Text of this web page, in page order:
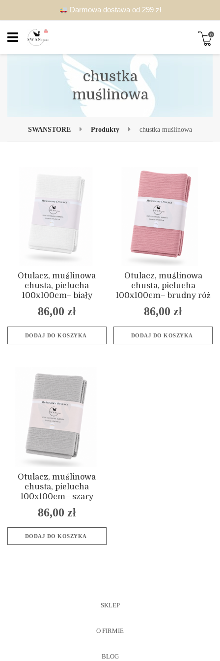
Darmowa dostawa od 299 zł
0
chustka
muślinowa
SWANSTORE Produkty chustka muślinowa
Otulacz, muślinowa
chusta, pielucha
100x100cm– biały
86,00 zł
DODAJ DO KOSZYKA
Otulacz, muślinowa
chusta, pielucha
100x100cm– brudny róż
86,00 zł
DODAJ DO KOSZYKA
Otulacz, muślinowa
chusta, pielucha
100x100cm– szary
86,00 zł
DODAJ DO KOSZYKA
SKLEP
O FIRMIE
BLOG